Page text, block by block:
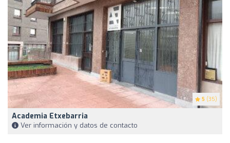
5 (35)
Academia Etxebarria
Ver información y datos de contacto